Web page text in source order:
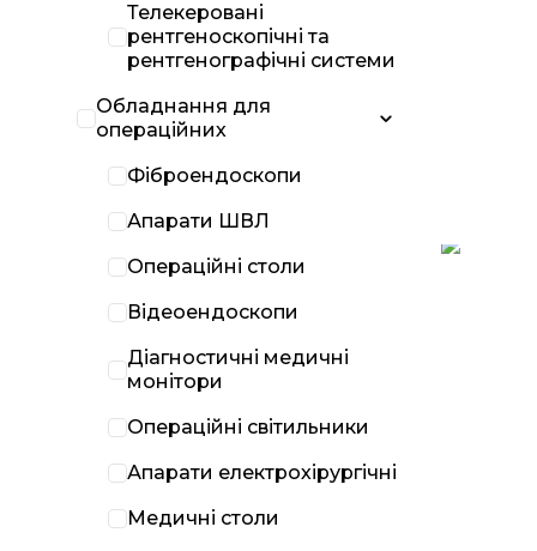
Телекеровані
рентгеноскопічні та
рентгенографічні системи
Обладнання для
операційних
Фіброендоскопи
Апарати ШВЛ
Операційні столи
Відеоендоскопи
Діагностичні медичні
монітори
Операційні світильники
Апарати електрохірургічні
Медичні столи